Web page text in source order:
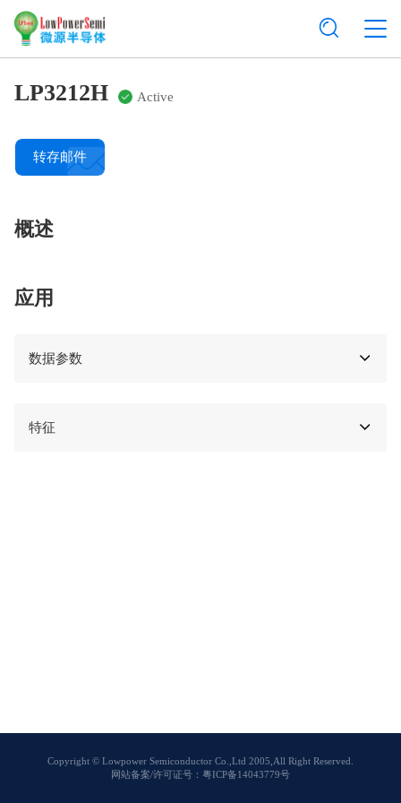
LP3212H Active
转存邮件
概述
应用
数据参数
特征
Copyright © Lowpower Semiconductor Co.,Ltd 2005,All Right Reserved.
网站备案/许可证号：粤ICP备14043779号